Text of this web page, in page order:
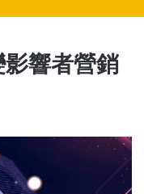
響者營銷